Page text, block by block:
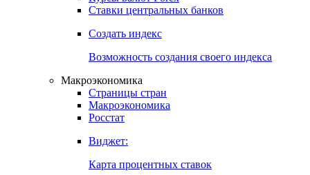
Поиск индексов
Курсы валют Центральных Банков
Ставки центральных банков
Создать индекс
Возможность создания своего индекса
Страницы стран
Росстат